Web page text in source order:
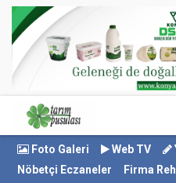
Foto Galeri Web TV
Nöbetçi Eczaneler
Firma